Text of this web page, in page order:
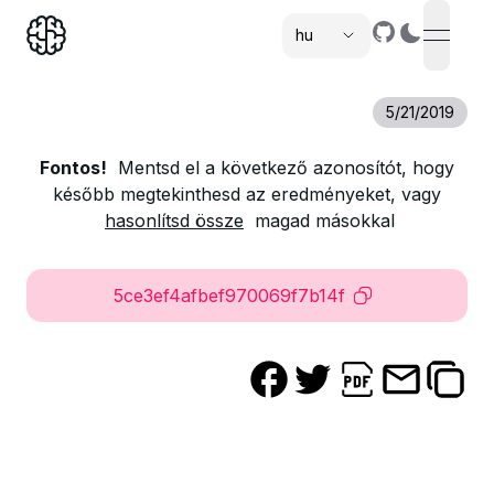
hu
open
5/21/2019
Fontos! Mentsd el a következő azonosítót, hogy
később megtekinthesd az eredményeket, vagy
hasonlítsd össze magad másokkal
5ce3ef4afbef970069f7b14f